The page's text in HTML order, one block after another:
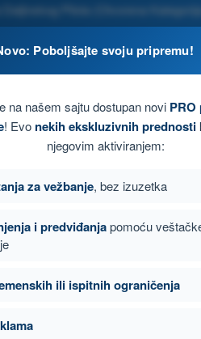
Pilota (Otvorena Kategorija)
Sledeće pitanje
Poboljšajte svoju pripremu!
na našem sajtu dostupan novi PRO
! Evo nekih ekskluzivnih prednosti
njegovim aktiviranjem:
za vežbanje, bez izuzetka
i predviđanjapomoću
ili ispitnih ograničenja